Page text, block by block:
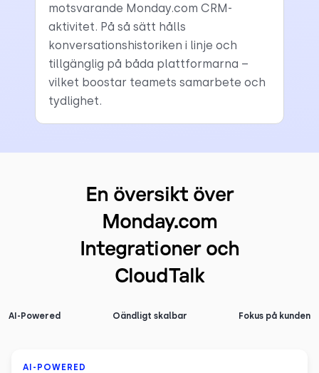
motsvarande Monday.com CRM-
aktivitet. På så sätt hålls
konversationshistoriken i linje och
tillgänglig på båda plattformarna –
vilket boostar teamets samarbete och
tydlighet.
En översikt över
Monday.com
Integrationer och
CloudTalk
AI-Powered Oändligt skalbar Fokus på kunden
AI-POWERED